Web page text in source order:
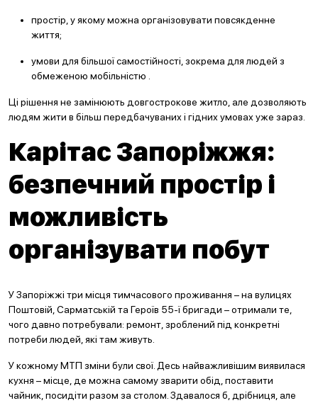
простір, у якому можна організовувати повсякденне
життя;
умови для більшої самостійності, зокрема для людей з
обмеженою мобільністю .
Ці рішення не замінюють довгострокове житло, але дозволяють
людям жити в більш передбачуваних і гідних умовах уже зараз.
Карітас Запоріжжя:
безпечний простір і
можливість
організувати побут
У Запоріжжі три місця тимчасового проживання – на вулицях
Поштовій, Сарматській та Героїв 55-ї бригади – отримали те,
чого давно потребували: ремонт, зроблений під конкретні
потреби людей, які там живуть.
У кожному МТП зміни були свої. Десь найважливішим виявилася
кухня – місце, де можна самому зварити обід, поставити
чайник, посидіти разом за столом. Здавалося б, дрібниця, але